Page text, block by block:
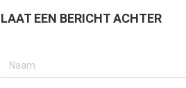
LAAT EEN BERICHT ACHTER